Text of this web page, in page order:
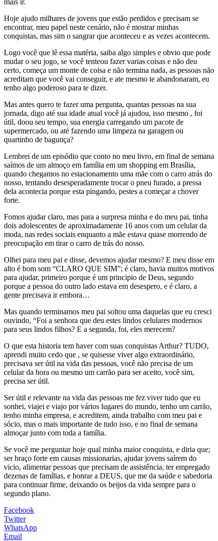
Hoje ajudo milhares de jovens que estão perdidos e precisam se
encontrar, meu papel neste cenário, não é mostrar minhas
conquistas, mas sim o sangrar que aconteceu e as vezes acontecem.
Logo você que lê essa matéria, saiba algo simples e obvio que pode
mudar o seu jogo, se você tenteou fazer varias coisas e não deu
certo, começa um monte de coisa e não termina nada, as pessoas não
acreditam que você vai conseguir, e ate mesmo te abandonaram, eu
tenho algo poderoso para te dizer.
Mas antes quero te fazer uma pergunta, quantas pessoas na sua
jornada, digo até sua idade atual você já ajudou, isso mesmo , foi
útil, doou seu tempo, sua energia carregando um pacote de
supermercado, ou até fazendo uma limpeza na garagem ou
quartinho de bagunça?
Lembrei de um episódio que conto no meu livro, em final de semana
saímos de um almoço em família em um shopping em Brasília,
quando chegamos no estacionamento uma mãe com o carro atrás do
nosso, tentando desesperadamente trocar o pneu furado, a pressa
dela acontecia porque esta pingando, pestes a começar a chover
forte.
Fomos ajudar claro, mas para a surpresa minha e do meu pai, tinha
dois adolescentes de aproximadamente 16 anos com um celular da
moda, nas redes sociais enquanto a mãe estava quase morrendo de
preocupação em tirar o carro de trás do nosso.
Olhei para meu pai e disse, devemos ajudar mesmo? E meu disse em
alto é bom som “CLARO QUE SIM”; é claro, havia muitos motivos
para ajudar, primeiro porque é um principio de Deus, segundo
porque a pessoa do outro lado estava em desespero, e é claro, a
gente precisava ir embora…
Mas quando terminamos meu pai soltou uma daquelas que eu cresci
ouvindo, “Foi a senhora que deu estes lindos celulares modernos
para seus lindos filhos? E a segunda, foi, eles merecem?
O que esta historia tem haver com suas conquistas Arthur? TUDO,
aprendi muito cedo que , se quisesse viver algo extraordinário,
precisava ser útil na vida das pessoas, você não precisa de um
celular da hora ou mesmo um carrão para ser aceito, você sim,
precisa ser útil.
Ser útil e relevante na vida das pessoas me fez viver tudo que eu
sonhei, viajei e viajo por vários lugares do mundo, tenho um carrão,
tenho minha empresa, e acreditem, ainda trabalho com meu pai e
sócio, mas o mais importante de tudo isso, e no final de semana
almoçar junto com toda a família.
Se você me perguntar hoje qual minha maior conquista, e diria que;
ser braço forte em causas missionarias, ajudar jovens saírem do
vicio, alimentar pessoas que precisam de assistência, ter empregado
dezenas de famílias, e honrar a DEUS, que me da saúde e sabedoria
para continuar firme, deixando os beijos da vida sempre para o
segundo plano.
Facebook
Twitter
WhatsApp
Email